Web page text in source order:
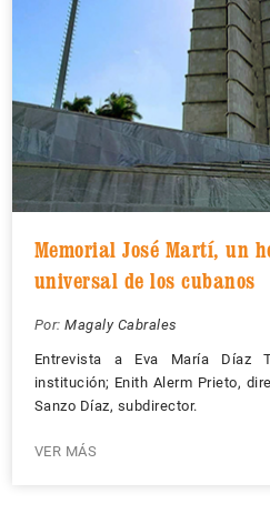
Memorial José Martí, un
universal de los cubanos
Por: Magaly Cabrales
Entrevista a Eva María Díaz
institución; Enith Alerm Prieto,
Sanzo Díaz, subdirector.
VER MÁS